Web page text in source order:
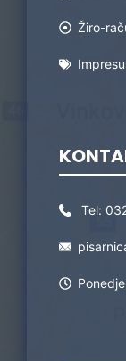
Žiro-
Tel: